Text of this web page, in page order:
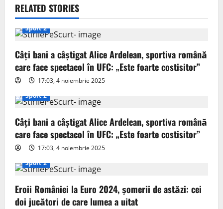
v
i
g
a
t
i
o
n
RELATED STORIES
Sport 2
Câți bani a câștigat Alice Ardelean, sportiva română
care face spectacol în UFC: „Este foarte costisitor”
17:03, 4 noiembrie 2025
Sport 2
Câți bani a câștigat Alice Ardelean, sportiva română
care face spectacol în UFC: „Este foarte costisitor”
17:03, 4 noiembrie 2025
Sport 2
Eroii României la Euro 2024, șomerii de astăzi: cei
doi jucători de care lumea a uitat